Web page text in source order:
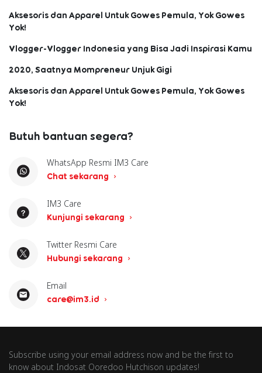
Aksesoris dan Apparel Untuk Gowes Pemula, Yok Gowes
Yok!
Vlogger-Vlogger Indonesia yang Bisa Jadi Inspirasi Kamu
2020, Saatnya Mompreneur Unjuk Gigi
Aksesoris dan Apparel Untuk Gowes Pemula, Yok Gowes
Yok!
Butuh bantuan segera?
WhatsApp Resmi IM3 Care
Chat sekarang
IM3 Care
Kunjungi sekarang
Twitter Resmi Care
Hubungi sekarang
Email
care@im3.id
Subscribe using your email address now and be the first to
know about Indosat Ooredoo Hutchison updates!